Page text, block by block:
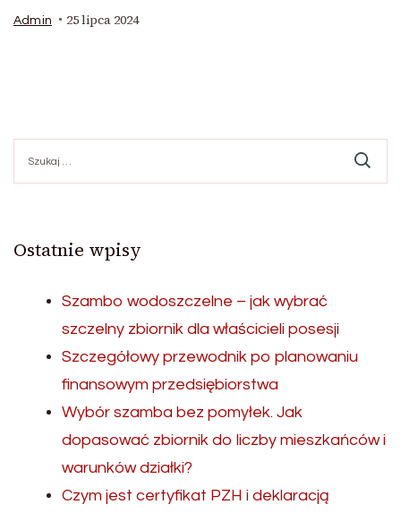
Admin 25 lipca 2024
Ostatnie wpisy
Szambo wodoszczelne – jak wybrać
szczelny zbiornik dla właścicieli posesji
Szczegółowy przewodnik po planowaniu
finansowym przedsiębiorstwa
Wybór szamba bez pomyłek. Jak
dopasować zbiornik do liczby mieszkańców i
warunków działki?
Czym jest certyfikat PZH i deklaracją